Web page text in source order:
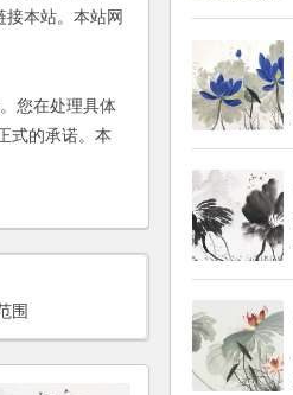
本站。本站网
您在处理具体
式的承诺。本
围